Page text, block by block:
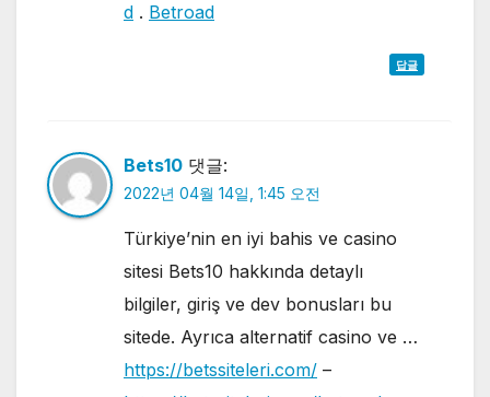
d . Betroad
답글
Bets10 댓글:
2022년 04월 14일, 1:45 오전
Türkiye’nin en iyi bahis ve casino
sitesi Bets10 hakkında detaylı
bilgiler, giriş ve dev bonusları bu
sitede. Ayrıca alternatif casino ve …
https://betssiteleri.com/ –